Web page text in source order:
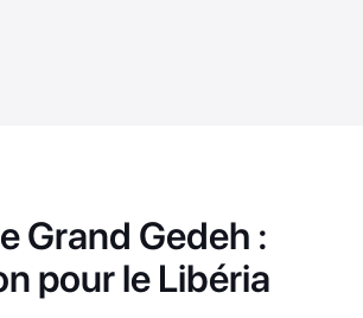
Grand Gedeh :
pour le Libéria